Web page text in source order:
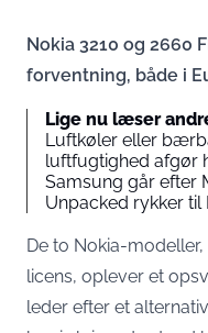
Nokia 3210 og 2660
forventning, både i
Lige nu læser
Luftkøler eller
luftfugtighed afgør
Samsung går efter
Unpacked rykker til
De to Nokia-
licens, oplever et
leder efter et